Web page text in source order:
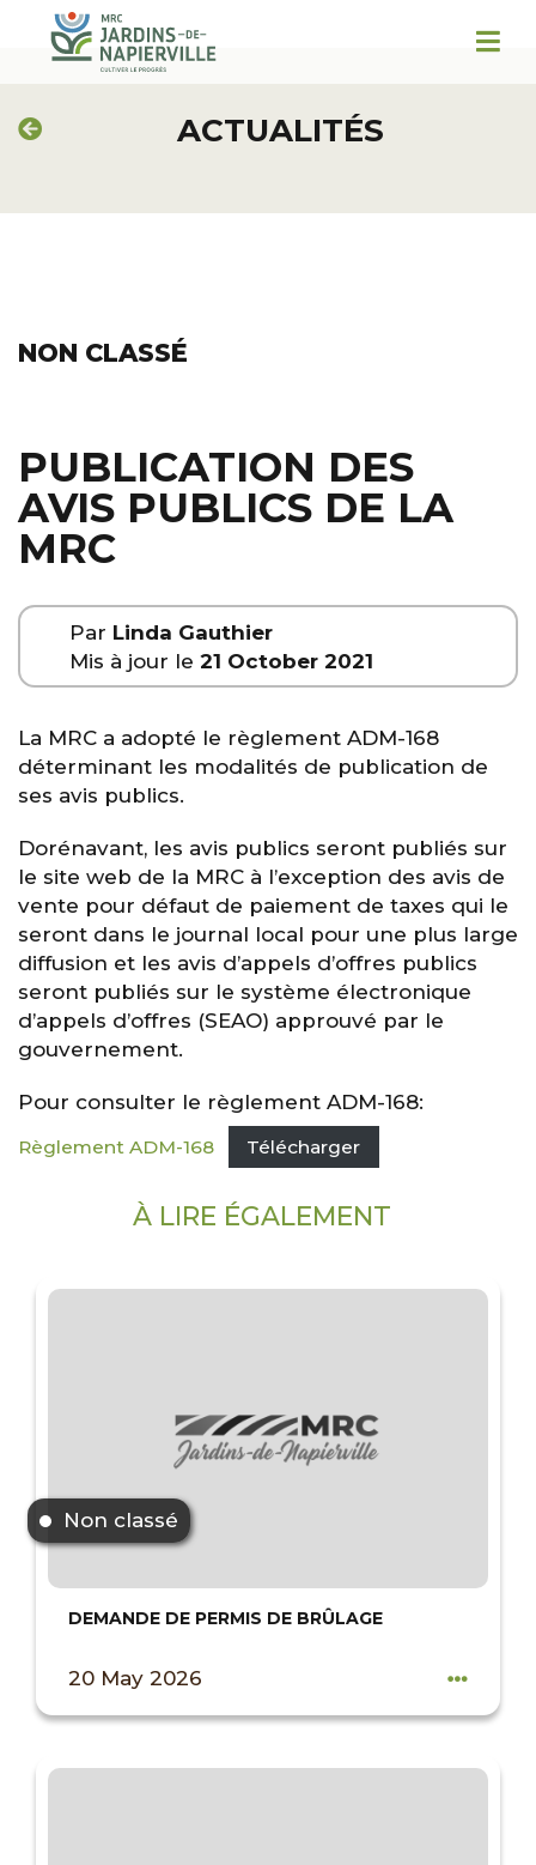
ACTUALITÉS
NON CLASSÉ
PUBLICATION DES
AVIS PUBLICS DE LA
MRC
Par Linda Gauthier
Mis à jour le 21 October 2021
La MRC a adopté le règlement ADM-168
déterminant les modalités de publication de
ses avis publics.
Dorénavant, les avis publics seront publiés sur
le site web de la MRC à l’exception des avis de
vente pour défaut de paiement de taxes qui le
seront dans le journal local pour une plus large
diffusion et les avis d’appels d’offres publics
seront publiés sur le système électronique
d’appels d’offres (SEAO) approuvé par le
gouvernement.
Pour consulter le règlement ADM-168:
Règlement ADM-168 Télécharger
À LIRE ÉGALEMENT
Non classé
DEMANDE DE PERMIS DE BRÛLAGE
20 May 2026